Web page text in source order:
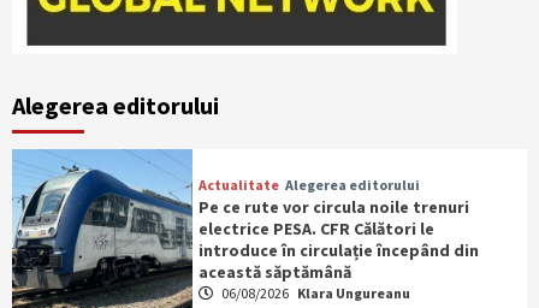
Alegerea editorului
Actualitate Alegerea editorului
Pe ce rute vor circula noile trenuri
electrice PESA. CFR Călători le
introduce în circulație începând din
această săptămână
06/08/2026 Klara Ungureanu